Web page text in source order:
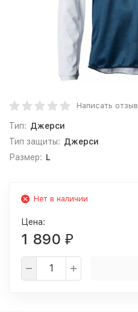
Написать отзыв
Тип: Джерси
Тип защиты: Джерси
Размер: L
Нет в наличии
Цена:
1 890 ₽